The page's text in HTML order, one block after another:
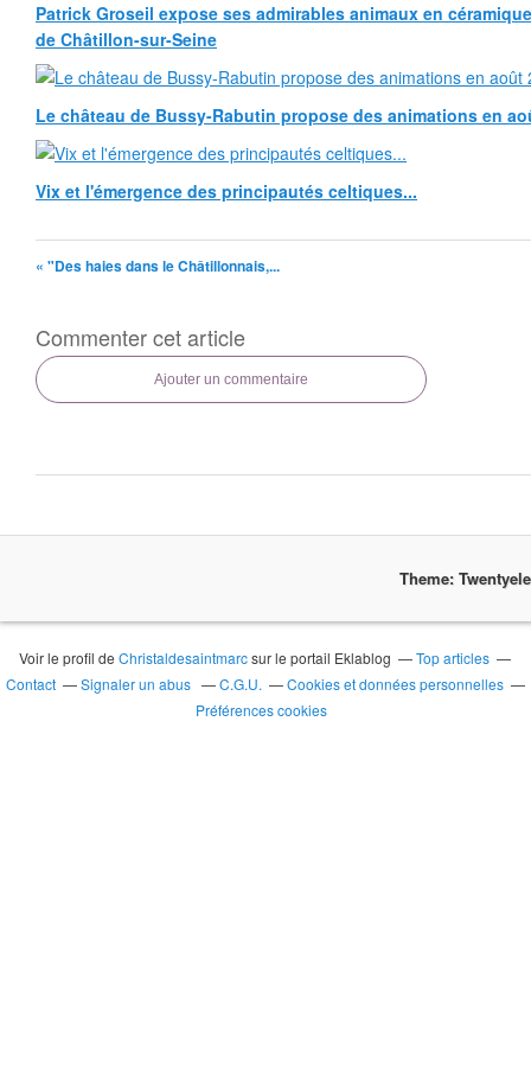
Patrick Groseil expose ses admirables animaux en
de Châtillon-sur-Seine
Le château de Bussy-Rabutin propose des animations en
Vix et l'émergence des principautés celtiques...
« "Des haies dans le Châtillonnais,...
Commenter cet article
Ajouter un commentaire
Theme:
Voir le profil deChristaldesaintmarcsur le portail Eklablog
Top articles
Contact
Signaler un abus C.G.U.
Cookies et données personnelles
Préférences cookies